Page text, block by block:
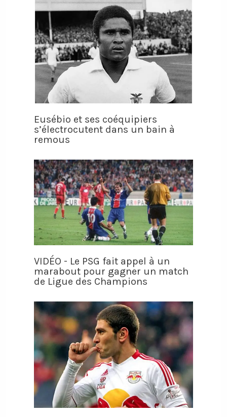
Eusébio et ses coéquipiers
s’électrocutent dans un bain à
remous
VIDÉO - Le PSG fait appel à un
marabout pour gagner un match
de Ligue des Champions